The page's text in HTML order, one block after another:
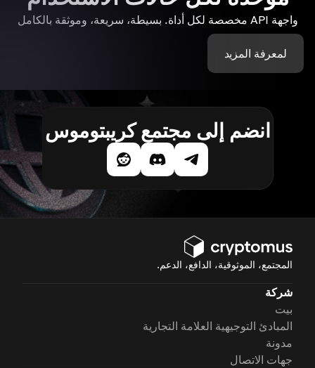
واجهة API مخصصة لكل أداة. بسيطة، سريعة، وموثقة بالكامل
لمعرفة المزيد
انضم إلى مجتمع كريبتوموس
المجتمع، الموثوقية، الدافع، الدعم.
شركة
بيت
المبادئ التوجيهية العلامة التجارية
مدونة
جهات الاتصال